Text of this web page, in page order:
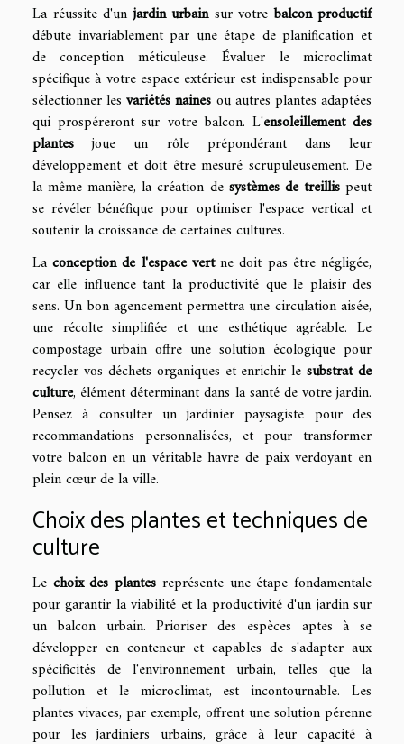
La réussite d'unjardin urbainsur votrebalcon productif
débute invariablement par une étape de planification et
de conception méticuleuse. Évaluer le microclimat
spécifique à votre espace extérieur est indispensable pour
sélectionner lesvariétés naines ou autres plantes adaptées
qui prospéreront sur votre balcon. L'ensoleillement des
plantes joue un rôle prépondérant dans leur
développement et doit être mesuré scrupuleusement. De
la même manière, la création de systèmes de treillispeut
se révéler bénéfique pour optimiser l'espace vertical et
soutenir la croissance de certaines cultures.
Laconception de l'espace vertne doit pas être négligée,
car elle influence tant la productivité que le plaisir des
sens. Un bon agencement permettra une circulation aisée,
une récolte simplifiée et une esthétique agréable. Le
compostage urbain offre une solution écologique pour
recycler vos déchets organiques et enrichir lesubstrat de
culture, élément déterminant dans la santé de votre jardin.
Pensez à consulter un jardinier paysagiste pour des
recommandations personnalisées, et pour transformer
votre balcon en un véritable havre de paix verdoyant en
plein cœur de la ville.
Choix des plantes et techniques de
culture
Le choix des plantes représente une étape fondamentale
pour garantir la viabilité et la productivité d'un jardin sur
un balcon urbain. Prioriser des espèces aptes à se
développer en conteneur et capables de s'adapter aux
spécificités de l'environnement urbain, telles que la
pollution et le microclimat, est incontournable. Les
plantes vivaces, par exemple, offrent une solution pérenne
pour les jardiniers urbains, grâce à leur capacité à